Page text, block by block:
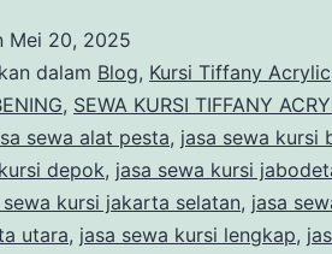
Acrylic
Dan
Kayu
di
Jakarta
Mei 20, 2025
dalam Blog, Kursi Tiffany Acrylic
, SEWA KURSI TIFFANY
sewa alat pesta, jasa sewa kursi
depok, jasa sewa kursi
kursi jakarta selatan, jasa
utara, jasa sewa kursi lengkap,